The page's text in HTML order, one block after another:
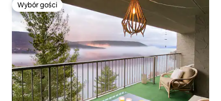
Wybór gości
Wybór gości